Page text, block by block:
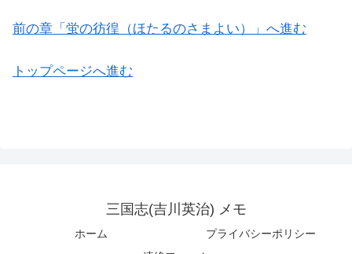
前の章「蛍の彷徨（ほたるのさまよい）」へ進む
トップページへ進む
三国志(吉川英治) メモ
ホーム
プライバシーポリシー